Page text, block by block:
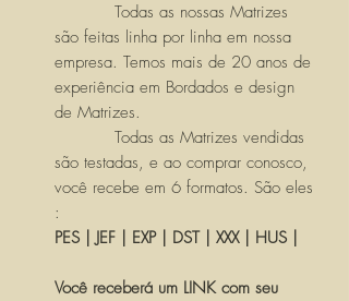
Todas as nossas Matrizes
são feitas linha por linha em nossa
empresa. Temos mais de 20 anos de
experiência em Bordados e design
de Matrizes.
Todas as Matrizes vendidas
são testadas, e ao comprar conosco,
você recebe em 6 formatos. São eles
:
PES | JEF | EXP | DST | XXX | HUS |
Você receberá um LINK com seu